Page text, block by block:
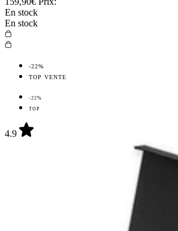
En stock
En stock
-22%
TOP VENTE
-22%
TOP
4.9